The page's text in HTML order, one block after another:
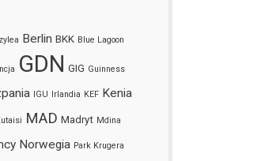
Berlin BKK Blue Lagoon
GDN GIG Guinness
IGU Irlandia KEF Kenia
MAD Madryt Mdina
Norwegia Park Krugera